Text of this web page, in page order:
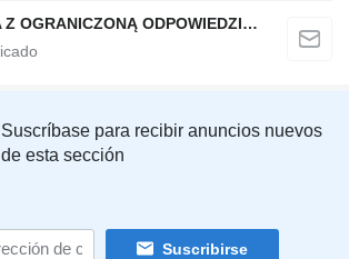
QINDITO SPÓŁKA Z OGRANICZONĄ ODPOWIEDZIALNOŚCIĄ
Suscríbase para recibir anuncios nuevos
de esta sección
Suscribirse